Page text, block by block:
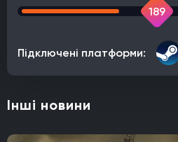
189
Підключені платформи:
Інші новини